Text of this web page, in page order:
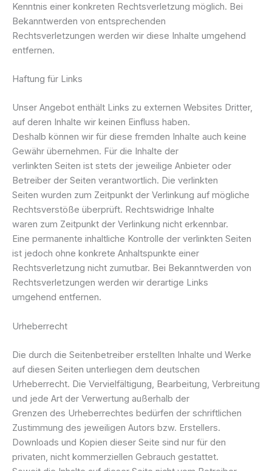
Kenntnis einer konkreten Rechtsverletzung möglich. Bei
Bekanntwerden von entsprechenden
Rechtsverletzungen werden wir diese Inhalte umgehend
entfernen.
Haftung für Links
Unser Angebot enthält Links zu externen Websites Dritter,
auf deren Inhalte wir keinen Einfluss haben.
Deshalb können wir für diese fremden Inhalte auch keine
Gewähr übernehmen. Für die Inhalte der
verlinkten Seiten ist stets der jeweilige Anbieter oder
Betreiber der Seiten verantwortlich. Die verlinkten
Seiten wurden zum Zeitpunkt der Verlinkung auf mögliche
Rechtsverstöße überprüft. Rechtswidrige Inhalte
waren zum Zeitpunkt der Verlinkung nicht erkennbar.
Eine permanente inhaltliche Kontrolle der verlinkten Seiten
ist jedoch ohne konkrete Anhaltspunkte einer
Rechtsverletzung nicht zumutbar. Bei Bekanntwerden von
Rechtsverletzungen werden wir derartige Links
umgehend entfernen.
Urheberrecht
Die durch die Seitenbetreiber erstellten Inhalte und Werke
auf diesen Seiten unterliegen dem deutschen
Urheberrecht. Die Vervielfältigung, Bearbeitung, Verbreitung
und jede Art der Verwertung außerhalb der
Grenzen des Urheberrechtes bedürfen der schriftlichen
Zustimmung des jeweiligen Autors bzw. Erstellers.
Downloads und Kopien dieser Seite sind nur für den
privaten, nicht kommerziellen Gebrauch gestattet.